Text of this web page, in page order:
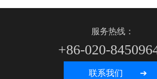
服务热线：
+86-020-
联系我们 ➔